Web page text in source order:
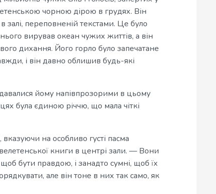
чорною дірою в грудях. Він
переповненій текстами. Це було
нього вирував океан чужих життів, а він
дихання. Його горло було запечатане
і він давно облишив будь-які
йому напівпрозорими в цьому
була єдиною річчю, що мала чіткі
на особливо густі пасма
книги в центрі зали. — Вони
бути правдою, і занадто сумні, щоб їх
але він тоне в них так само, як